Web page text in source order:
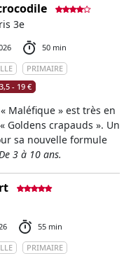
3e
50 min
PRIMAIRE
- 19 €
Maléfique » est très en
Goldens crapauds ». Un
sa nouvelle formule
3 à 10 ans.
55 min
PRIMAIRE